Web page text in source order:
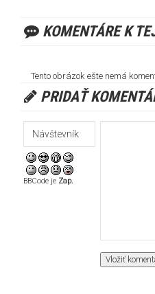
KOMENTÁRE K
Tento obrázok ešte nemá
PRIDAŤ
BBCode je Zap.